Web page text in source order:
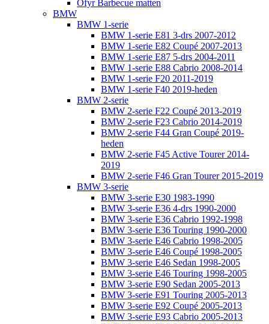
Ofyr Barbecue matten
BMW
BMW 1-serie
BMW 1-serie E81 3-drs 2007-2012
BMW 1-serie E82 Coupé 2007-2013
BMW 1-serie E87 5-drs 2004-2011
BMW 1-serie E88 Cabrio 2008-2014
BMW 1-serie F20 2011-2019
BMW 1-serie F40 2019-heden
BMW 2-serie
BMW 2-serie F22 Coupé 2013-2019
BMW 2-serie F23 Cabrio 2014-2019
BMW 2-serie F44 Gran Coupé 2019-
heden
BMW 2-serie F45 Active Tourer 2014-
2019
BMW 2-serie F46 Gran Tourer 2015-2019
BMW 3-serie
BMW 3-serie E30 1983-1990
BMW 3-serie E36 4-drs 1990-2000
BMW 3-serie E36 Cabrio 1992-1998
BMW 3-serie E36 Touring 1990-2000
BMW 3-serie E46 Cabrio 1998-2005
BMW 3-serie E46 Coupé 1998-2005
BMW 3-serie E46 Sedan 1998-2005
BMW 3-serie E46 Touring 1998-2005
BMW 3-serie E90 Sedan 2005-2013
BMW 3-serie E91 Touring 2005-2013
BMW 3-serie E92 Coupé 2005-2013
BMW 3-serie E93 Cabrio 2005-2013